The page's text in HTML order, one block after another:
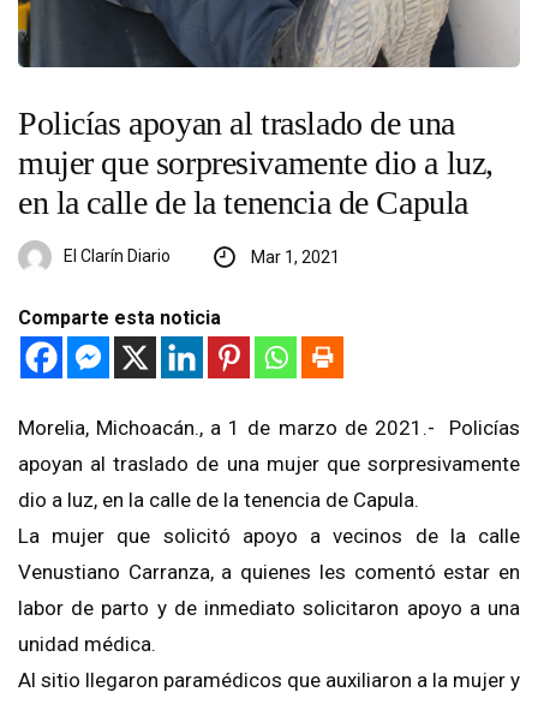
Policías apoyan al traslado de una
mujer que sorpresivamente dio a luz,
en la calle de la tenencia de Capula
El Clarín Diario Mar 1, 2021
Comparte esta noticia
Morelia, Michoacán., a 1 de marzo de 2021.- Policías
apoyan al traslado de una mujer que sorpresivamente
dio a luz, en la calle de la tenencia de Capula.
La mujer que solicitó apoyo a vecinos de la calle
Venustiano Carranza, a quienes les comentó estar en
labor de parto y de inmediato solicitaron apoyo a una
unidad médica.
Al sitio llegaron paramédicos que auxiliaron a la mujer y